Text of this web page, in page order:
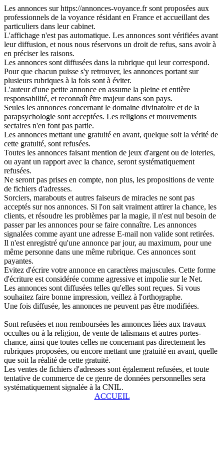
Les annonces sur https://annonces-voyance.fr sont proposées aux
professionnels de la voyance résidant en France et accueillant des
particuliers dans leur cabinet.
L'affichage n'est pas automatique. Les annonces sont vérifiées avant
leur diffusion, et nous nous réservons un droit de refus, sans avoir à
en préciser les raisons.
Les annonces sont diffusées dans la rubrique qui leur correspond.
Pour que chacun puisse s'y retrouver, les annonces portant sur
plusieurs rubriques à la fois sont à éviter.
L'auteur d'une petite annonce en assume la pleine et entière
responsabilité, et reconnaît être majeur dans son pays.
Seules les annonces concernant le domaine divinatoire et de la
parapsychologie sont acceptées. Les religions et mouvements
sectaires n'en font pas partie.
Les annonces mettant une gratuité en avant, quelque soit la vérité de
cette gratuité, sont refusées.
Toutes les annonces faisant mention de jeux d'argent ou de loteries,
ou ayant un rapport avec la chance, seront systématiquement
refusées.
Ne seront pas prises en compte, non plus, les propositions de vente
de fichiers d'adresses.
Sorciers, marabouts et autres faiseurs de miracles ne sont pas
acceptés sur nos annonces. Si l'on sait vraiment attirer la chance, les
clients, et résoudre les problèmes par la magie, il n'est nul besoin de
passer par les annonces pour se faire connaître. Les annonces
signalées comme ayant une adresse E-mail non valide sont retirées.
Il n'est enregistré qu'une annonce par jour, au maximum, pour une
même personne dans une même rubrique. Ces annonces sont
payantes.
Evitez d'écrire votre annonce en caractères majuscules. Cette forme
d'écriture est considérée comme agressive et impolie sur le Net.
Les annonces sont diffusées telles qu'elles sont reçues. Si vous
souhaitez faire bonne impression, veillez à l'orthographe.
Une fois diffusée, les annonces ne peuvent pas être modifiées.
Sont refusées et non remboursées les annonces liées aux travaux
occultes ou à la religion, de vente de talismans et autres portes-
chance, ainsi que toutes celles ne concernant pas directement les
rubriques proposées, ou encore mettant une gratuité en avant, quelle
que soit la réalité de cette gratuité.
Les ventes de fichiers d'adresses sont également refusées, et toute
tentative de commerce de ce genre de données personnelles sera
systématiquement signalée à la CNIL.
ACCUEIL